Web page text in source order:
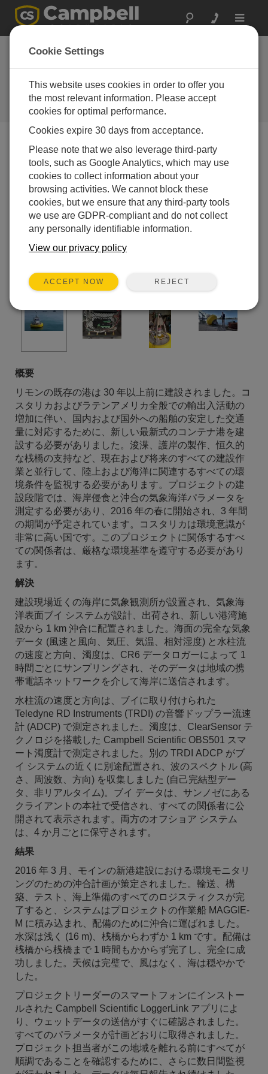
Toggle
コスタリカ: ブイシ
ステム
Campbell Scientific のデータロガ
ーをベースにしたコスタリカの気
象ブイシステム
カリブ海にブイを設置
概要
リモンの既存の港は 30 年以上前に建設されました。コ
スタリカおよびラテンアメリカ全般での輸出入活動の
増加に伴い、国内および国外への船舶の安定した交通
量に対応するために、新しい最新式のコンテナ港を建
設する必要がありました。浚渫、護岸の製作、恒久的
な桟橋の支持など、現在および将来のすべての建設作
業と並行して、陸上および海洋に関連するすべての環
境条件を監視する必要があります。プロジェクトの建
設段階では、海岸侵食と沖合の気象海洋パラメータを
測定する必要があり、2016 年の春に開始され、3 年間
の期間が予定されています。コスタリカは環境意識が
非常に高い国です。このプロジェクトに関係するすべ
ての関係者は、厳格な環境基準を遵守する必要があり
ます。
解決
建設現場近くの海岸に気象観測所が設置され、気象海
洋表面ブイ システムが設計、出荷され、新しい港湾施
設から 1 km 沖合に配置されました。海面の完全な気象
データ (風速と風向、気圧、気温、相対湿度) と水柱流
の速度と方向、濁度は、CR6 データロガーによって 1
時間ごとにサンプリングされ、そのデータは地域の携
帯電話ネットワークを介して海岸に送信されます。
水柱流の速度と方向は、ブイに取り付けられた
Teledyne RD Instruments (TRDI) の音響ドップラー流速
計 (ADCP) で測定されました。濁度は、ClearSensor テ
クノロジを搭載した Campbell Scientific OBS501 スマ
ート濁度計で測定されました。別の TRDI ADCP がブ
イ システムの近くに別途配置され、波のスペクトル (高
さ、周波数、方向) を収集しました (自己完結型デー
タ、非リアルタイム)。ブイ データは、サンノゼにある
クライアントの本社で受信され、すべての関係者に公
開されて表示されます。両方のオフショア システム
は、4 か月ごとに保守されます。
結果
2016 年 3 月、モインの新港建設における環境モニタリ
ングのための沖合計画が策定されました。輸送、構
築、テスト、海上準備のすべてのロジスティクスが完
了すると、システムはプロジェクトの作業船 MAGGIE-
M に積み込まれ、配備のために沖合に運ばれました。
水深は浅く (16 m)、桟橋からわずか 1 km です。配備は
桟橋から桟橋まで 1 時間もかからず完了し、完全に成
功しました。天候は完璧で、風はなく、海は穏やかで
した。
プロジェクトリーダーのスマートフォンにインストー
ルされた Campbell Scientific LoggerLink アプリによ
り、ウェットデータの送信がすぐに確認されました。
すべてのパラメータが計画どおりに取得されました。
プロジェクト担当者がこの地域を離れる前にすべてが
順調であることを確認するために、さらに数日間監視
Cookie Settings
This website uses cookies in order to offer you
the most relevant information. Please accept
cookies for optimal performance.
Cookies expire 30 days from acceptance.
Please note that we also leverage third-party
tools, such as Google Analytics, which may use
cookies to collect information about your
browsing activities. We cannot block these
cookies, but we ensure that any third-party tools
we use are GDPR-compliant and do not collect
any personally identifiable information.
View our privacy policy
ACCEPT NOW REJECT